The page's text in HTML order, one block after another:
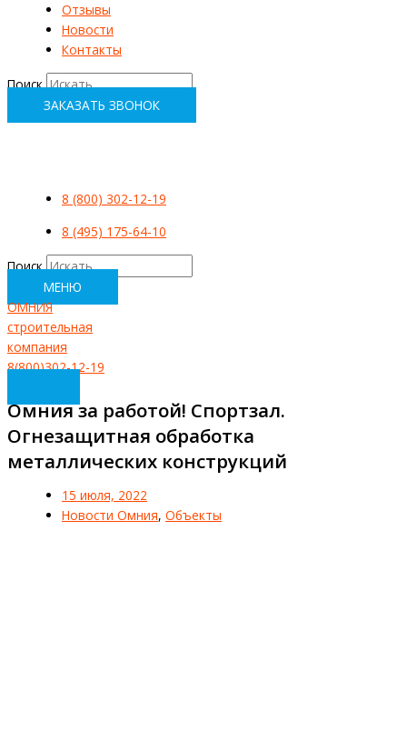
Отзывы
Новости
Контакты
Поиск
ЗАКАЗАТЬ ЗВОНОК
8 (800) 302-12-19
8 (495) 175-64-10
Поиск
МЕНЮ
ОМНИЯ
строительная
компания
8(800)302-12-19
Омния за работой! Спортзал.
Огнезащитная обработка
металлических конструкций
15 июля, 2022
Новости Омния, Объекты